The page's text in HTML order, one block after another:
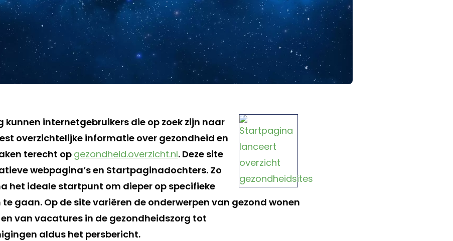
internetgebruikers die op zoek zijn naar
overzichtelijke informatie over gezondheid en
terecht opgezondheid.overzicht.nl. Deze site
webpagina’s en Startpaginadochters. Zo
het ideale startpunt om dieper op specifieke
gaan. Op de site variëren de onderwerpen van gezond wonen
van vacatures in de gezondheidszorg tot
aldus het persbericht.